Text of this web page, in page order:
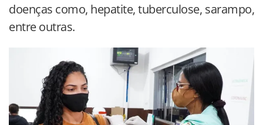
doenças como, hepatite, tuberculose, sarampo,
entre outras.